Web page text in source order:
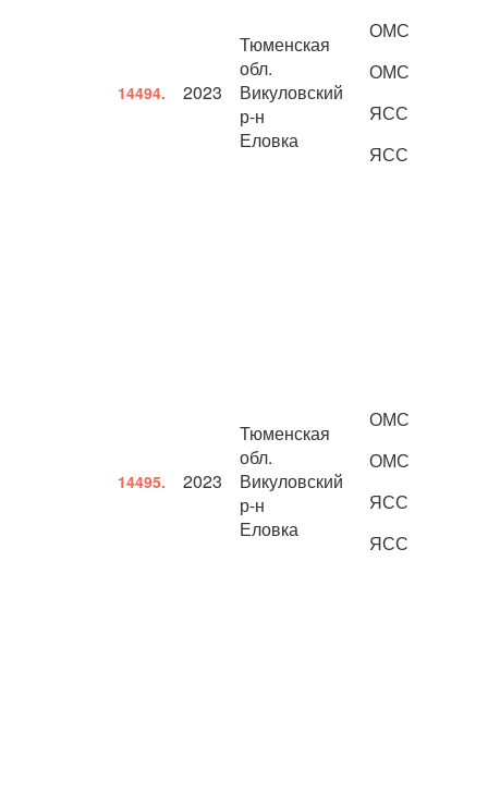
14494. 2023
Тюменская
обл.
Викуловский
р-н
Еловка
ОМС
ОМС
ЯСС
ЯСС
14495. 2023
Тюменская
обл.
Викуловский
р-н
Еловка
ОМС
ОМС
ЯСС
ЯСС